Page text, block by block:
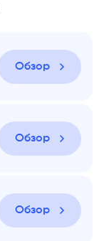
Обзор
Обзор
Обзор